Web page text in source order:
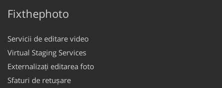
Fixthephoto
Servicii de editare video
Virtual Staging Services
Externalizați editarea foto
Sfaturi de retușare